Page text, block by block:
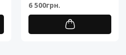
6 500грн.